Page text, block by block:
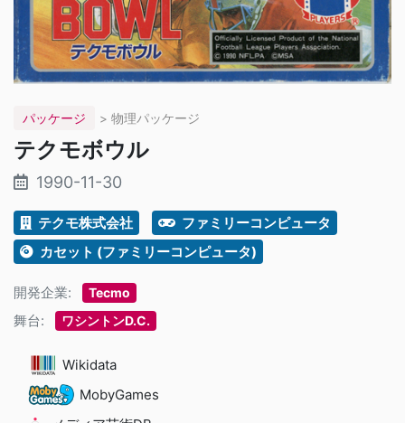
パッケージ > 物理パッケージ
テクモボウル
1990-11-30
テクモ株式会社
ファミリーコンピュータ
カセット (ファミリーコンピュータ)
開発企業: Tecmo
舞台: ワシントンD.C.
Wikidata
MobyGames